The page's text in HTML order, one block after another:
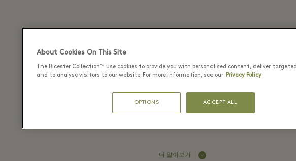
Ixos - Fidenza Village
Beautiful ready-to-wear fashion for
더 알아보기
About Cookies On This Site
The Bicester Collection™ use cookies to provide you with personalised content, deliver
and to analyse visitors to our website. For more information, see our Privacy Policy
OPTIONS ACCEPT ALL